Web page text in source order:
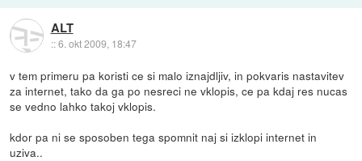
ALT
::6. okt 2009, 18:47
v tem primeru pa koristi ce si malo iznajdljiv, in pokvaris nastavitev
za internet, tako da ga po nesreci ne vklopis, ce pa kdaj res nucas
se vedno lahko takoj vklopis.
kdor pa ni se sposoben tega spomnit naj si izklopi internet in
uziva..